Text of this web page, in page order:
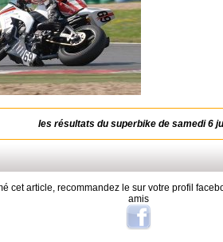
les résultats du superbike de samedi 6
cet article, recommandez le sur votre profil
amis